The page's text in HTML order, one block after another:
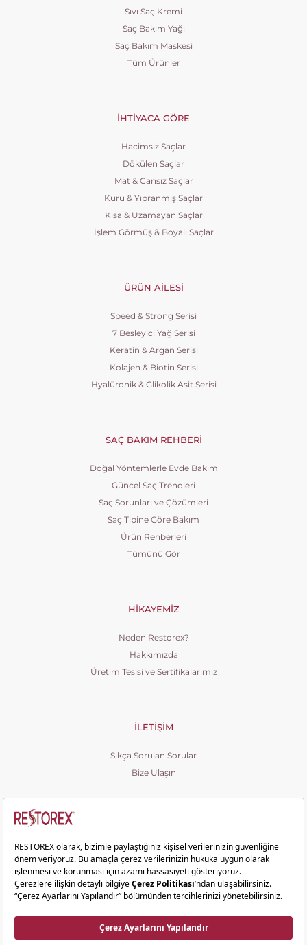
Sıvı Saç Kremi
Saç Bakım Yağı
Saç Bakım Maskesi
Tüm Ürünler
İHTIYACA GÖRE
Hacimsiz Saçlar
Dökülen Saçlar
Mat & Cansız Saçlar
Kuru & Yıpranmış Saçlar
Kısa & Uzamayan Saçlar
İşlem Görmüş & Boyalı Saçlar
ÜRÜN AILESI
Speed & Strong Serisi
7 Besleyici Yağ Serisi
Keratin & Argan Serisi
Kolajen & Biotin Serisi
Hyalüronik & Glikolik Asit Serisi
SAÇ BAKIM REHBERI
Doğal Yöntemlerle Evde Bakım
Güncel Saç Trendleri
Saç Sorunları ve Çözümleri
Saç Tipine Göre Bakım
Ürün Rehberleri
Tümünü Gör
HIKAYEMIZ
Neden Restorex?
Hakkımızda
Üretim Tesisi ve Sertifikalarımız
İLETIŞIM
Sıkça Sorulan Sorular
Bize Ulaşın
Copyright © 2026 Restorex. Tüm hakları saklıdır.
KVKK